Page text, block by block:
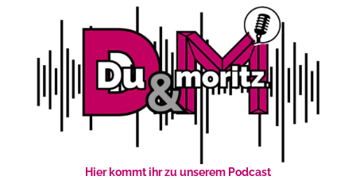
Hier kommt ihr zu unserem Podcast